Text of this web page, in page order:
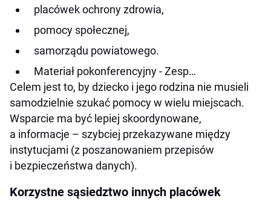
placówek ochrony zdrowia,
pomocy społecznej,
samorządu powiatowego.
Materiał pokonferencyjny - Zesp…
Celem jest to, by dziecko i jego rodzina nie musieli
samodzielnie szukać pomocy w wielu miejscach.
Wsparcie ma być lepiej skoordynowane,
a informacje – szybciej przekazywane między
instytucjami (z poszanowaniem przepisów
i bezpieczeństwa danych).
Korzystne sąsiedztwo innych placówek